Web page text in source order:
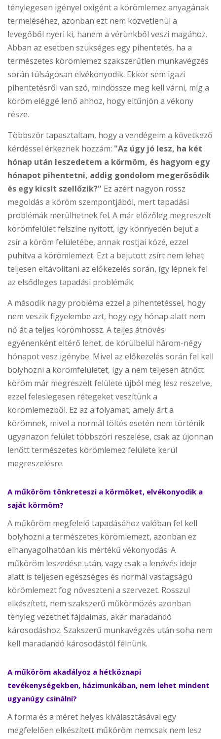
ténylegesen igényel oxigént a körömlemez anyagának
termeléséhez, azonban ezt nem közvetlenül a
levegőből nyeri ki, hanem a vérünkből veszi magához.
Abban az esetben szükséges egy pihentetés, ha a
természetes körömlemez szakszerűtlen munkavégzés
során túlságosan elvékonyodik. Ekkor sem igazi
pihentetésről van szó, mindössze meg kell várni, míg a
köröm eléggé lenő ahhoz, hogy eltűnjön a vékony
része.
Többször tapasztaltam, hogy a vendégeim a következő
kérdéssel érkeznek hozzám: "Az úgy jó lesz, ha két
hónap után leszedetem a körmöm, és hagyom egy
hónapot pihentetni, addig gondolom megerősödik
és egy kicsit szellőzik?" Ez azért nagyon rossz
megoldás a köröm szempontjából, mert tapadási
problémák merülhetnek fel. A már előzőleg megreszelt
körömfelület felszíne nyitott, így könnyedén bejut a
zsír a köröm felületébe, annak rostjai közé, ezzel
puhítva a körömlemezt. Ezt a bejutott zsírt nem lehet
teljesen eltávolítani az előkezelés során, így lépnek fel
az elsődleges tapadási problémák.
A második nagy probléma ezzel a pihentetéssel, hogy
nem veszik figyelembe azt, hogy egy hónap alatt nem
nő át a teljes körömhossz. A teljes átnövés
egyénenként eltérő lehet, de körülbelül három-négy
hónapot vesz igénybe. Mivel az előkezelés során fel kell
bolyhozni a körömfelületet, így a nem teljesen átnőtt
köröm már megreszelt felülete újból meg lesz reszelve,
ezzel feleslegesen rétegeket veszítünk a
körömlemezből. Ez az a folyamat, amely árt a
körömnek, mivel a normál töltés esetén nem történik
ugyanazon felület többszöri reszelése, csak az újonnan
lenőtt természetes körömlemez felülete kerül
megreszelésre.
A műköröm tönkreteszi a körmöket, elvékonyodik a
saját körmöm?
A műköröm megfelelő tapadásához valóban fel kell
bolyhozni a természetes körömlemezt, azonban ez
elhanyagolhatóan kis mértékű vékonyodás. A
műköröm leszedése után, vagy csak a lenövés ideje
alatt is teljesen egészséges és normál vastagságú
körömlemezt fog növeszteni a szervezet. Rosszul
elkészített, nem szakszerű műkörmözés azonban
tényleg vezethet fájdalmas, akár maradandó
károsodáshoz. Szakszerű munkavégzés után soha nem
kell maradandó károsodástól félnünk.
A műköröm akadályoz a hétköznapi
tevékenységekben, házimunkában, nem lehet mindent
ugyanúgy csinálni?
A forma és a méret helyes kiválasztásával egy
megfelelően elkészített műköröm nemcsak nem lesz